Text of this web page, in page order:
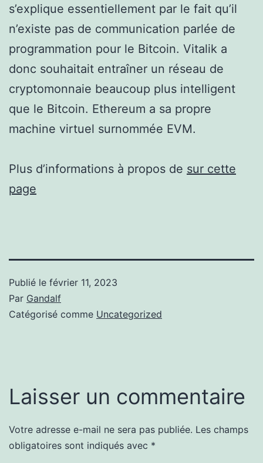
s’explique essentiellement par le fait qu’il
n’existe pas de communication parlée de
programmation pour le Bitcoin. Vitalik a
donc souhaitait entraîner un réseau de
cryptomonnaie beaucoup plus intelligent
que le Bitcoin. Ethereum a sa propre
machine virtuel surnommée EVM.
Plus d’informations à propos de sur cette
page
Publié le février 11, 2023
Par Gandalf
Catégorisé comme Uncategorized
Laisser un commentaire
Votre adresse e-mail ne sera pas publiée. Les champs
obligatoires sont indiqués avec *